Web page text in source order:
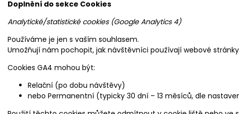
Doplnění do sekce Cookies
Analytické/statistické cookies (Google Analytics 4)
Používáme je jen s vaším souhlasem.
Umožňují nám pochopit, jak návštěvníci používají webové
Cookies GA4 mohou být:
Relační (po dobu návštěvy)
nebo Permanentní (typicky 30 dní – 13 měsíců, dle